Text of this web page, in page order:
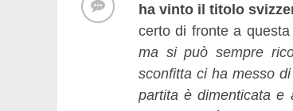
ha vinto il titolo
certo di fronte a
ma si può sempre
sconfitta ci ha messo
partita è dimenticata e